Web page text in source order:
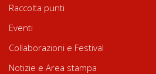
Raccolta punti
Eventi
Collaborazioni e Festival
Notizie e Area stampa